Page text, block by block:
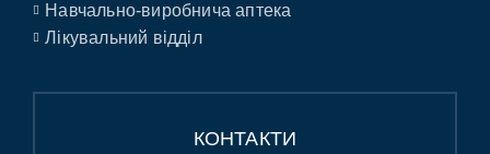
Навчально-виробнича аптека
Лікувальний відділ
КОНТАКТИ